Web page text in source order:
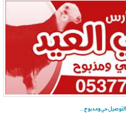
حي ومدبوح ...